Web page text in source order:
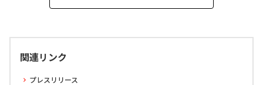
関連リンク
プレスリリース